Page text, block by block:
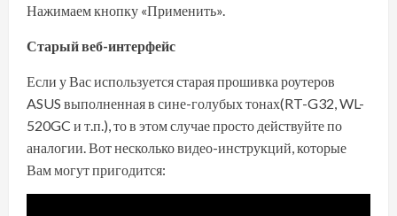
Нажимаем кнопку «Применить».
Старый веб-интерфейс
Если у Вас используется старая прошивка роутеров
ASUS выполненная в сине-голубых тонах(RT-G32, WL-
520GC и т.п.), то в этом случае просто действуйте по
аналогии. Вот несколько видео-инструкций, которые
Вам могут пригодится: